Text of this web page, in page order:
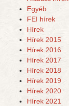
Egyéb
FEI hírek
Hírek
Hírek 2015
Hírek 2016
Hírek 2017
Hírek 2018
Hírek 2019
Hírek 2020
Hírek 2021